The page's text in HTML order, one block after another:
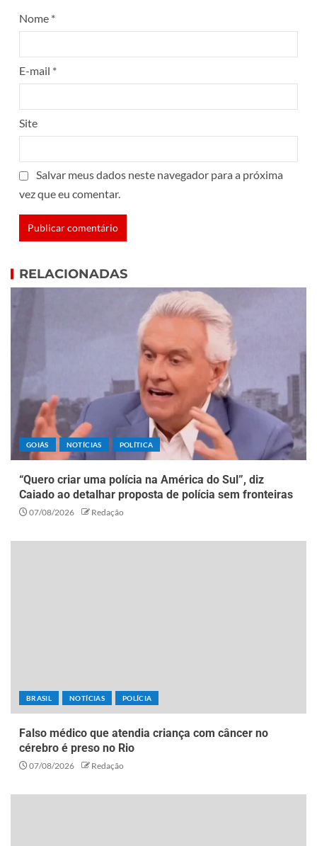
Nome *
E-mail *
Site
Salvar meus dados neste navegador para a próxima
vez que eu comentar.
RELACIONADAS
GOIÁS NOTÍCIAS POLÍTICA
“Quero criar uma polícia na América do Sul”, diz
Caiado ao detalhar proposta de polícia sem fronteiras
07/08/2026 Redação
BRASIL NOTÍCIAS POLÍCIA
Falso médico que atendia criança com câncer no
cérebro é preso no Rio
07/08/2026 Redação